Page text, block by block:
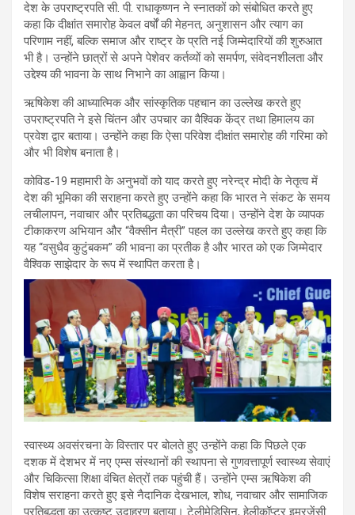
देश के उपराष्ट्रपति सी. पी. राधाकृष्णन ने स्नातकों को संबोधित करते हुए
कहा कि दीक्षांत समारोह केवल वर्षों की मेहनत, अनुशासन और त्याग का
परिणाम नहीं, बल्कि समाज और राष्ट्र के प्रति नई जिम्मेदारियों की शुरुआत
भी है। उन्होंने छात्रों से अपने पेशेवर कर्तव्यों को समर्पण, संवेदनशीलता और
उद्देश्य की भावना के साथ निभाने का आह्वान किया।
ऋषिकेश की आध्यात्मिक और सांस्कृतिक पहचान का उल्लेख करते हुए
उपराष्ट्रपति ने इसे चिंतन और उपचार का वैश्विक केंद्र तथा हिमालय का
प्रवेश द्वार बताया। उन्होंने कहा कि ऐसा परिवेश दीक्षांत समारोह की गरिमा को
और भी विशेष बनाता है।
कोविड-19 महामारी के अनुभवों को याद करते हुए नरेन्द्र मोदी के नेतृत्व में
देश की भूमिका की सराहना करते हुए उन्होंने कहा कि भारत ने संकट के समय
लचीलापन, नवाचार और प्रतिबद्धता का परिचय दिया। उन्होंने देश के व्यापक
टीकाकरण अभियान और “वैक्सीन मैत्री” पहल का उल्लेख करते हुए कहा कि
यह “वसुधैव कुटुंबकम” की भावना का प्रतीक है और भारत को एक जिम्मेदार
वैश्विक साझेदार के रूप में स्थापित करता है।
स्वास्थ्य अवसंरचना के विस्तार पर बोलते हुए उन्होंने कहा कि पिछले एक
दशक में देशभर में नए एम्स संस्थानों की स्थापना से गुणवत्तापूर्ण स्वास्थ्य सेवाएं
और चिकित्सा शिक्षा वंचित क्षेत्रों तक पहुंची हैं। उन्होंने एम्स ऋषिकेश की
विशेष सराहना करते हुए इसे नैदानिक देखभाल, शोध, नवाचार और सामाजिक
प्रतिबद्धता का उत्कृष्ट उदाहरण बताया। टेलीमेडिसिन, हेलीकॉप्टर इमरजेंसी